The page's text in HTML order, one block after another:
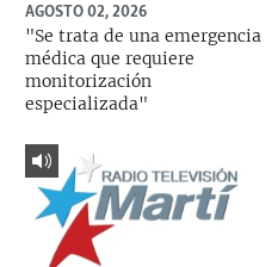
AGOSTO 02, 2026
"Se trata de una emergencia
médica que requiere
monitorización
especializada"